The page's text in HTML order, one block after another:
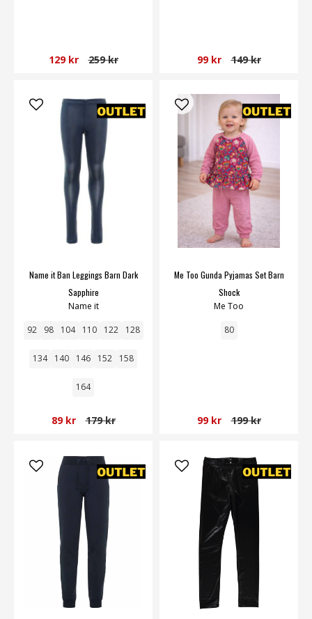
129 kr 259 kr 99 kr 149 kr
Name it Ban Leggings Barn Dark
Sapphire
Name it
92 98 104 110 122 128
134 140 146 152 158
164
89 kr 179 kr
Me Too Gunda Pyjamas Set Barn
Shock
Me Too
80
99 kr 199 kr